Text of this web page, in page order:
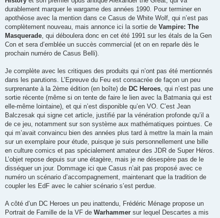
durablement marquer le wargame des années 1990. Pour terminer en
apothéose avec la mention dans ce Casus de White Wolf, qui n’est pas
complètement nouveau, mais annonce ici la sortie de Vampire: The
Masquerade , qui déboulera donc en cet été 1991 sur les étals de la Gen
Con et sera d’emblée un succès commercial (et on en reparle dès le
prochain numéro de Casus Belli).
Je complète avec les critiques des produits qui n’ont pas été mentionnés
dans les parutions. L’Epreuve du Feu est consacrée de façon un peu
surprenante à la 2ème édition (en boîte) de DC Heroes , qui n’est pas une
sortie récente (même si on tente de faire le lien avec la Batmania qui est
elle-même lointaine), et qui n’est disponible qu’en VO. C’est Jean
Balczesak qui signe cet article, justifié par la vénération profonde qu’il a
de ce jeu, notamment sur son système aux mathématiques pointues. Ce
qui m’avait convaincu bien des années plus tard à mettre la main la main
sur un exemplaire pour étude, puisque je suis personnellement une bille
en culture comics et pas spécialement amateur des JDR de Super Héros.
L’objet repose depuis sur une étagère, mais je ne désespère pas de le
disséquer un jour. Dommage ici que Casus n’ait pas proposé avec ce
numéro un scénario d’accompagnement, maintenant que la tradition de
coupler les EdF avec le cahier scénario s’est perdue.
A côté d’un DC Heroes un peu inattendu, Frédéric Ménage propose un
Portrait de Famille de la VF de Warhammer sur lequel Descartes a mis